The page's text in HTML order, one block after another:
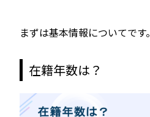
まずは基本情報についてです。
在籍年数は？